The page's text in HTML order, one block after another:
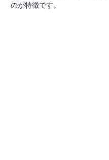
のが特徴です。